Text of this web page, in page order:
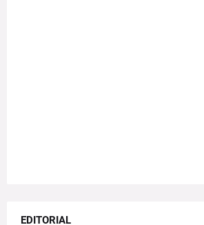
EDITORIAL